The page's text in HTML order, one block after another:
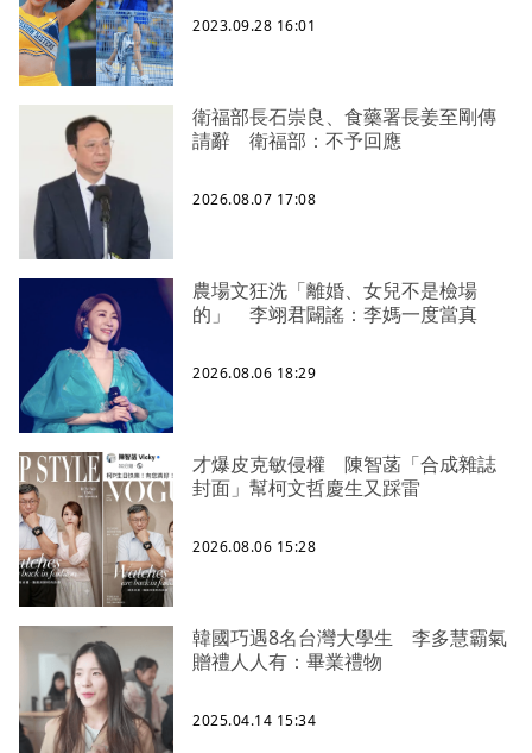
2023.09.28 16:01
衛福部長石崇良、食藥署長姜至剛傳
請辭 衛福部：不予回應
2026.08.07 17:08
農場文狂洗「離婚、女兒不是檢場
的」 李翊君闢謠：李媽一度當真
2026.08.06 18:29
才爆皮克敏侵權 陳智菡「合成雜誌
封面」幫柯文哲慶生又踩雷
2026.08.06 15:28
韓國巧遇8名台灣大學生 李多慧霸氣
贈禮人人有：畢業禮物
2025.04.14 15:34